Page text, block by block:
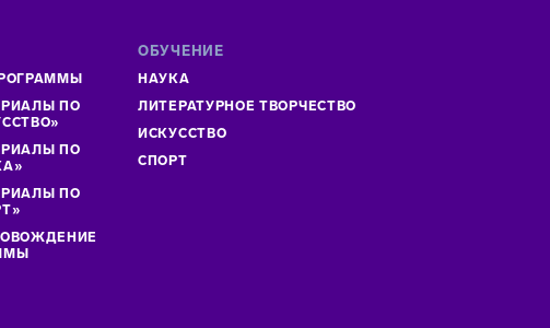
ПО
ПО
ПО
ОБУЧЕНИЕ
НАУКА
ЛИТЕРАТУРНОЕ ТВОРЧЕСТВО
ИСКУСCТВО
СПОРТ